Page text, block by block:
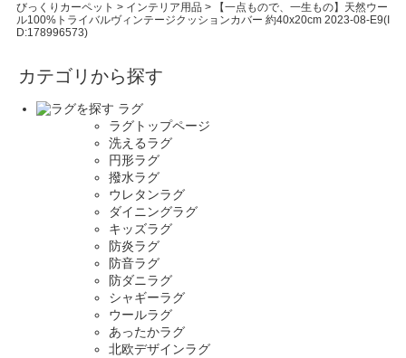
びっくりカーペット > インテリア用品 >
【一点もので、一生もの】天然ウー
ル100%トライバルヴィンテージクッションカバー 約40x20cm 2023-08-E9(I
D:178996573)
カテゴリから探す
ラグ
ラグトップページ
洗えるラグ
円形ラグ
撥水ラグ
ウレタンラグ
ダイニングラグ
キッズラグ
防炎ラグ
防音ラグ
防ダニラグ
シャギーラグ
ウールラグ
あったかラグ
北欧デザインラグ